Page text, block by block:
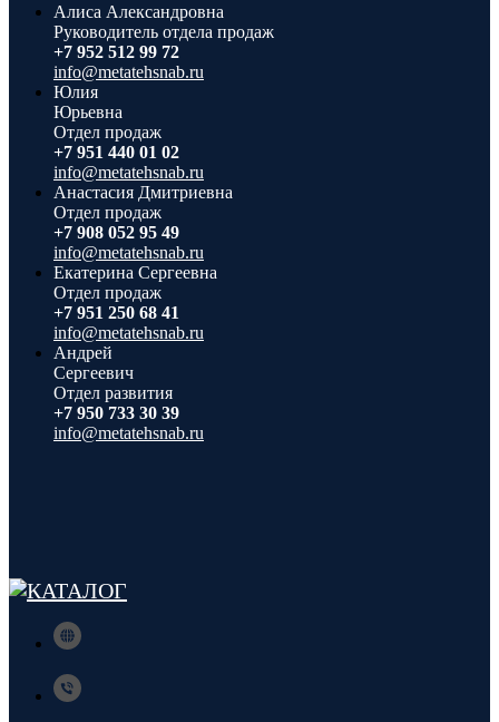
Алиса Александровна
Руководитель отдела продаж
+7 952 512 99 72
info@metatehsnab.ru
Юлия
Юрьевна
Отдел продаж
+7 951 440 01 02
info@metatehsnab.ru
Анастасия Дмитриевна
Отдел продаж
+7 908 052 95 49
info@metatehsnab.ru
Екатерина Сергеевна
Отдел продаж
+7 951 250 68 41
info@metatehsnab.ru
Андрей
Сергеевич
Отдел развития
+7 950 733 30 39
info@metatehsnab.ru